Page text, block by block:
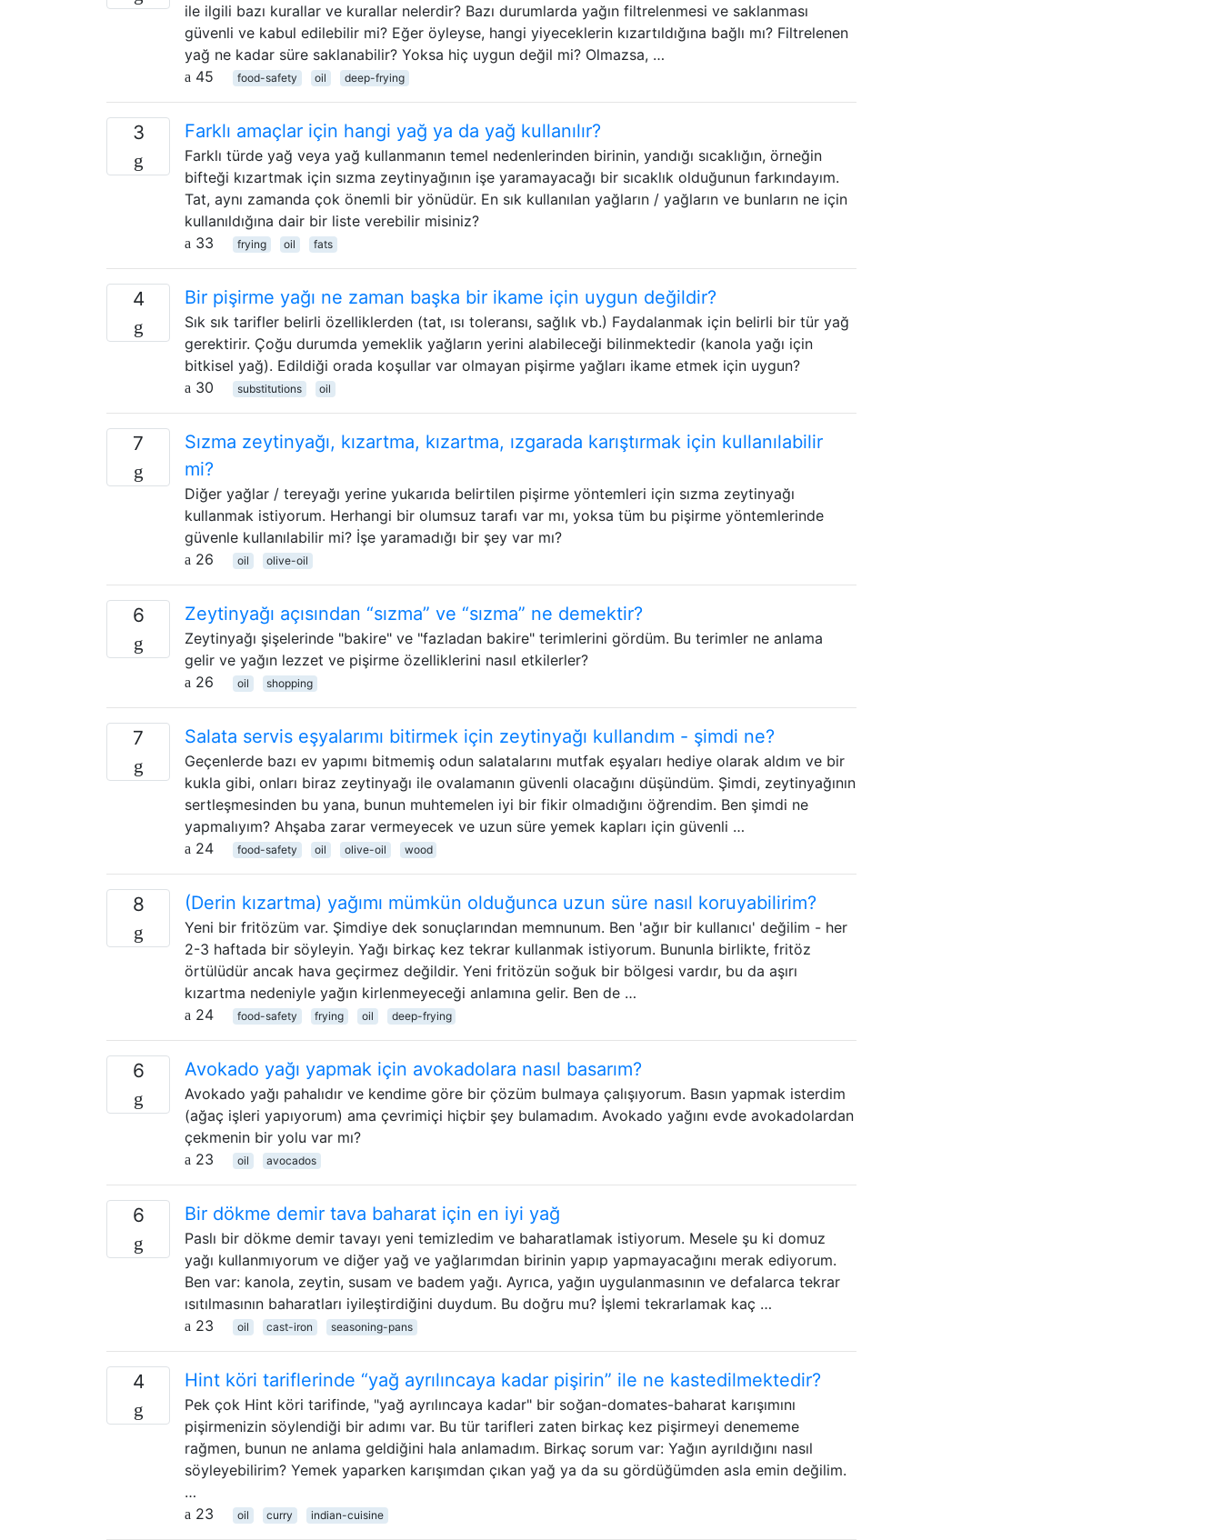
ile ilgili bazı kurallar ve kurallar nelerdir? Bazı durumlarda yağın filtrelenmesi ve saklanması
güvenli ve kabul edilebilir mi? Eğer öyleyse, hangi yiyeceklerin kızartıldığına bağlı mı? Filtrelenen
yağ ne kadar süre saklanabilir? Yoksa hiç uygun değil mi? Olmazsa, …
45
food-safety oil deep-frying
3 Farklı amaçlar için hangi yağ ya da yağ kullanılır?
Farklı türde yağ veya yağ kullanmanın temel nedenlerinden birinin, yandığı sıcaklığın, örneğin
bifteği kızartmak için sızma zeytinyağının işe yaramayacağı bir sıcaklık olduğunun farkındayım.
Tat, aynı zamanda çok önemli bir yönüdür. En sık kullanılan yağların / yağların ve bunların ne için
kullanıldığına dair bir liste verebilir misiniz?
33
frying oil fats
4 Bir pişirme yağı ne zaman başka bir ikame için uygun değildir?
Sık sık tarifler belirli özelliklerden (tat, ısı toleransı, sağlık vb.) Faydalanmak için belirli bir tür yağ
gerektirir. Çoğu durumda yemeklik yağların yerini alabileceği bilinmektedir (kanola yağı için
bitkisel yağ). Edildiği orada koşullar var olmayan pişirme yağları ikame etmek için uygun?
30
substitutions oil
7
Sızma zeytinyağı, kızartma, kızartma, ızgarada karıştırmak için kullanılabilir
mi?
Diğer yağlar / tereyağı yerine yukarıda belirtilen pişirme yöntemleri için sızma zeytinyağı
kullanmak istiyorum. Herhangi bir olumsuz tarafı var mı, yoksa tüm bu pişirme yöntemlerinde
güvenle kullanılabilir mi? İşe yaramadığı bir şey var mı?
26
oil olive-oil
6 Zeytinyağı açısından “sızma” ve “sızma” ne demektir?
Zeytinyağı şişelerinde "bakire" ve "fazladan bakire" terimlerini gördüm. Bu terimler ne anlama
gelir ve yağın lezzet ve pişirme özelliklerini nasıl etkilerler?
26
oil shopping
7 Salata servis eşyalarımı bitirmek için zeytinyağı kullandım - şimdi ne?
Geçenlerde bazı ev yapımı bitmemiş odun salatalarını mutfak eşyaları hediye olarak aldım ve bir
kukla gibi, onları biraz zeytinyağı ile ovalamanın güvenli olacağını düşündüm. Şimdi, zeytinyağının
sertleşmesinden bu yana, bunun muhtemelen iyi bir fikir olmadığını öğrendim. Ben şimdi ne
yapmalıyım? Ahşaba zarar vermeyecek ve uzun süre yemek kapları için güvenli …
24
food-safety oil olive-oil wood
8 (Derin kızartma) yağımı mümkün olduğunca uzun süre nasıl koruyabilirim?
Yeni bir fritözüm var. Şimdiye dek sonuçlarından memnunum. Ben 'ağır bir kullanıcı' değilim - her
2-3 haftada bir söyleyin. Yağı birkaç kez tekrar kullanmak istiyorum. Bununla birlikte, fritöz
örtülüdür ancak hava geçirmez değildir. Yeni fritözün soğuk bir bölgesi vardır, bu da aşırı
kızartma nedeniyle yağın kirlenmeyeceği anlamına gelir. Ben de …
24
food-safety frying oil deep-frying
6 Avokado yağı yapmak için avokadolara nasıl basarım?
Avokado yağı pahalıdır ve kendime göre bir çözüm bulmaya çalışıyorum. Basın yapmak isterdim
(ağaç işleri yapıyorum) ama çevrimiçi hiçbir şey bulamadım. Avokado yağını evde avokadolardan
çekmenin bir yolu var mı?
23
oil avocados
6 Bir dökme demir tava baharat için en iyi yağ
Paslı bir dökme demir tavayı yeni temizledim ve baharatlamak istiyorum. Mesele şu ki domuz
yağı kullanmıyorum ve diğer yağ ve yağlarımdan birinin yapıp yapmayacağını merak ediyorum.
Ben var: kanola, zeytin, susam ve badem yağı. Ayrıca, yağın uygulanmasının ve defalarca tekrar
ısıtılmasının baharatları iyileştirdiğini duydum. Bu doğru mu? İşlemi tekrarlamak kaç …
23
oil cast-iron seasoning-pans
4 Hint köri tariflerinde “yağ ayrılıncaya kadar pişirin” ile ne kastedilmektedir?
Pek çok Hint köri tarifinde, "yağ ayrılıncaya kadar" bir soğan-domates-baharat karışımını
pişirmenizin söylendiği bir adımı var. Bu tür tarifleri zaten birkaç kez pişirmeyi denememe
rağmen, bunun ne anlama geldiğini hala anlamadım. Birkaç sorum var: Yağın ayrıldığını nasıl
söyleyebilirim? Yemek yaparken karışımdan çıkan yağ ya da su gördüğümden asla emin değilim.
…
23
oil curry indian-cuisine